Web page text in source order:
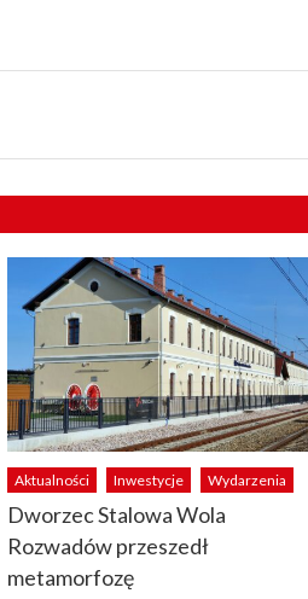
Aktualności Inwestycje Wydarzenia
Dworzec Stalowa Wola
Rozwadów przeszedł
metamorfozę